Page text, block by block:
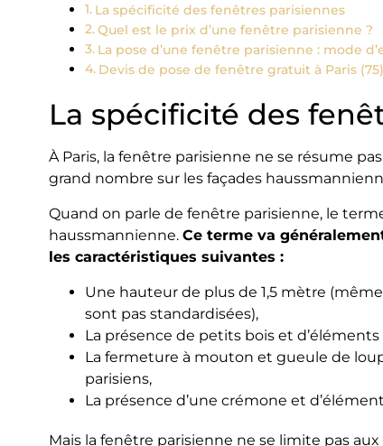
La spécificité des fenêtres parisiennes
Quel est le prix d’une fenêtre parisienne ?
La pose d’une fenêtre parisienne : mode
Devis de pose de fenêtre gratuit à Paris (75)
La spécificité des
À Paris, la fenêtre parisienne ne se résume
grand nombre sur les façades
Quand on parle de fenêtre parisienne, le
haussmannienne. Ce terme va
les caractéristiques suivantes :
Une hauteur de plus de 1,5 mètre
sont pas standardisées),
La présence de petits bois et
La fermeture à mouton et gueule de
parisiens,
La présence d’une crémone et
Mais la fenêtre parisienne ne se limite pas